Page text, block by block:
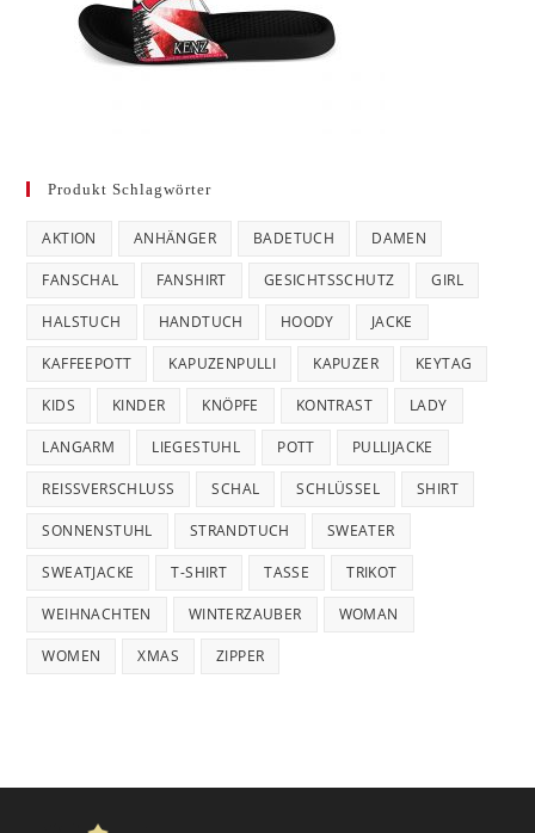
Produkt Schlagwörter
AKTION ANHÄNGER BADETUCH DAMEN
FANSCHAL FANSHIRT GESICHTSSCHUTZ GIRL
HALSTUCH HANDTUCH HOODY JACKE
KAFFEEPOTT KAPUZENPULLI KAPUZER KEYTAG
KIDS KINDER KNÖPFE KONTRAST LADY
LANGARM LIEGESTUHL POTT PULLIJACKE
REISSVERSCHLUSS SCHAL SCHLÜSSEL SHIRT
SONNENSTUHL STRANDTUCH SWEATER
SWEATJACKE T-SHIRT TASSE TRIKOT
WEIHNACHTEN WINTERZAUBER WOMAN
WOMEN XMAS ZIPPER